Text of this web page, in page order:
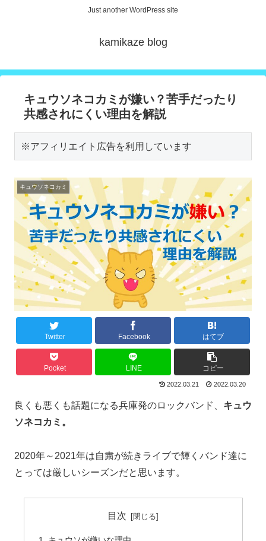
Just another WordPress site
kamikaze blog
キュウソネコカミが嫌い？苦手だったり
共感されにくい理由を解説
※アフィリエイト広告を利用しています
キュウソネコカミ
Twitter Facebook はてブ
Pocket LINE コピー
2022.03.21 2022.03.20
良くも悪くも話題になる兵庫発のロックバンド、 キュウ
ソネコカミ。
2020年～2021年は自粛が続きライブで輝くバンド達に
とっては厳しいシーズンだと思います。
目次